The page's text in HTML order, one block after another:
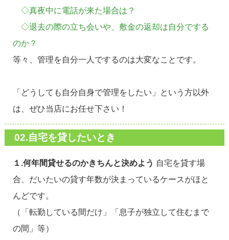
◇真夜中に電話が来た場合は？
◇退去の際の立ち会いや、敷金の返却は自分でする
のか？
等々、管理を自分一人でするのは大変なことです。
「どうしても自分自身で管理をしたい」という方以外
は、ぜひ当店にお任せ下さい！
02.自宅を貸したいとき
１.何年間貸せるのかきちんと決めよう 自宅を貸す場
合、だいたいの貸す年数が決まっているケースがほと
んどです。
（「転勤している間だけ」「息子が独立して住むまで
の間」等）